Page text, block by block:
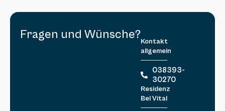
Fragen und Wünsche?Kontakt
allgemein
038393-
30270
Residenz
Bel Vital